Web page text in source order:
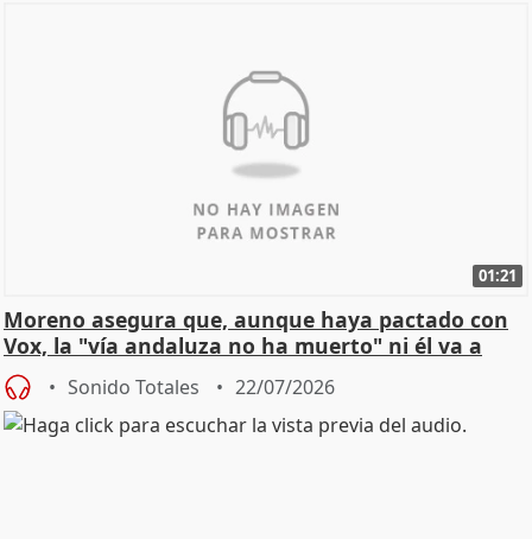
01:21
Moreno asegura que, aunque haya pactado con
Vox, la "vía andaluza no ha muerto" ni él va a
"cambiar"
Sonido Totales 22/07/2026